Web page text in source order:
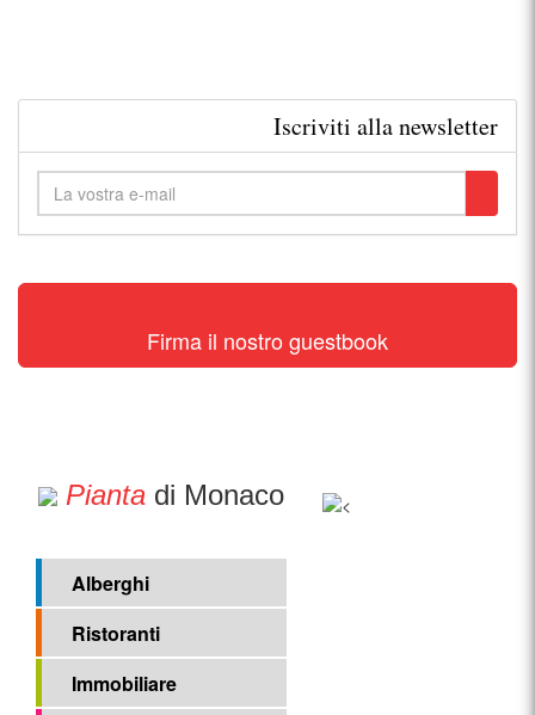
Iscriviti alla newsletter
Firma il nostro guestbook
Pianta di Monaco
Alberghi
Ristoranti
Immobiliare